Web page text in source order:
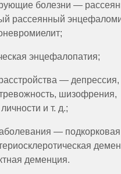
болезни —
рассеянный
энцефалопатия;
— депрессия,
шизофрения,
и т. д.;
— подкорковая
деменция.